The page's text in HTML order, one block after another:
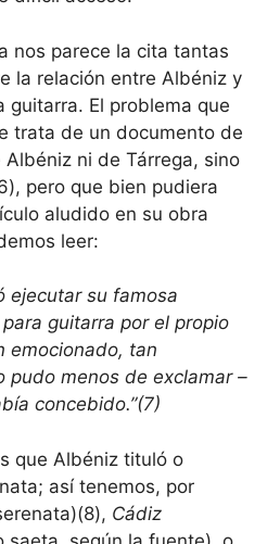
nos parece la cita tantas
la relación entre Albéniz y
guitarra. El problema que
trata de un documento de
ni de Tárrega, sino
pero que bien pudiera
aludido en su obra
leer:
ejecutar su famosa
guitarra por el propio
emocionado, tan
pudo menos de exclamar –
concebido.”(7)
que Albéniz tituló o
así tenemos, por
Cádiz